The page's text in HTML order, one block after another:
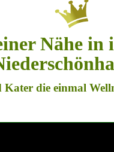
Nähe in
die einmal